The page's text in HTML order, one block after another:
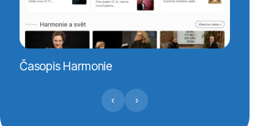
Časopis Harmonie
‹ ›